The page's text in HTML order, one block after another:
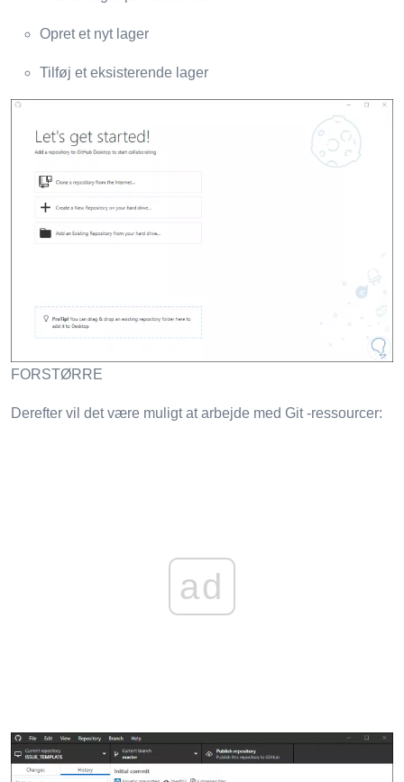
Opret et nyt lager
Tilføj et eksisterende lager
FORSTØRRE
Derefter vil det være muligt at arbejde med Git -ressourcer:
ad